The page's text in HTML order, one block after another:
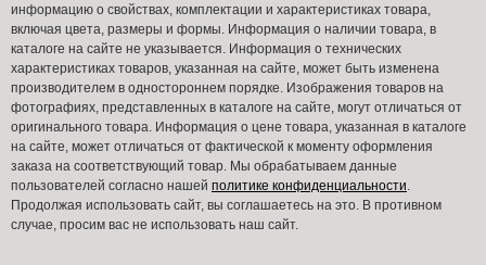
информацию о свойствах, комплектации и характеристиках товара,
включая цвета, размеры и формы. Информация о наличии товара, в
каталоге на сайте не указывается. Информация о технических
характеристиках товаров, указанная на сайте, может быть изменена
производителем в одностороннем порядке. Изображения товаров на
фотографиях, представленных в каталоге на сайте, могут отличаться от
оригинального товара. Информация о цене товара, указанная в каталоге
на сайте, может отличаться от фактической к моменту оформления
заказа на соответствующий товар. Мы обрабатываем данные
пользователей согласно нашей политике конфиденциальности.
Продолжая использовать сайт, вы соглашаетесь на это. В противном
случае, просим вас не использовать наш сайт.